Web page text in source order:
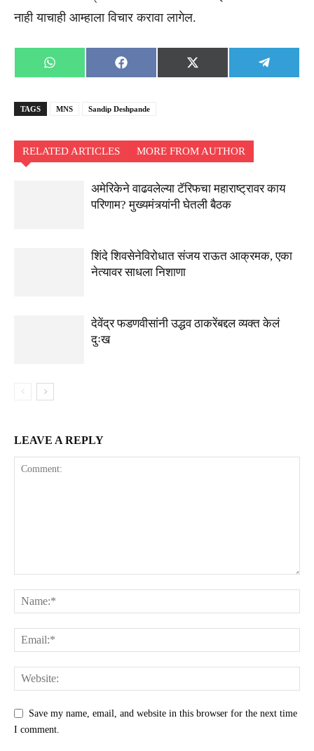
नाही याचाही आम्हाला विचार करावा लागेल.
Share
on
WhatsApp
Share
on
Facebook
Share
on
X
(Twitter)
Share
on
TAGS MNS Sandip Deshpande
RELATED ARTICLES MORE FROM AUTHOR
अमेरिकेने वाढवलेल्या टॅरिफचा महाराष्ट्रावर काय
परिणाम? मुख्यमंत्र्यांनी घेतली बैठक
शिंदे शिवसेनेविरोधात संजय राऊत आक्रमक, एका
नेत्यावर साधला निशाणा
देवेंद्र फडणवीसांनी उद्धव ठाकरेंबद्दल व्यक्त केलं
दुःख
LEAVE A REPLY
Save my name, email, and website in this browser for the next time
I comment.